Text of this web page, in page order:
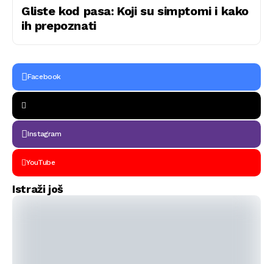
Gliste kod pasa: Koji su simptomi i kako
ih prepoznati
Facebook
Instagram
YouTube
Istraži još